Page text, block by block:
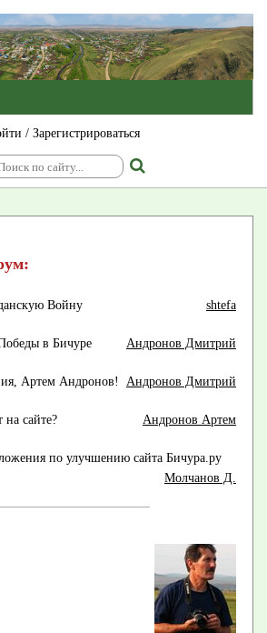
/ Зарегистрироваться
Войну shtefa
в Бичуре Андронов Дмитрий
Артем Андронов! Андронов Дмитрий
на сайте? Андронов Артем
по улучшению сайта Бичура.ру
Молчанов Д.